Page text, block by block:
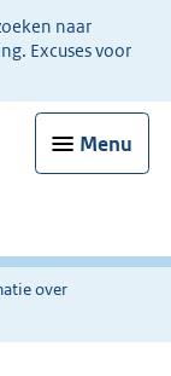
naar
Excuses voor
Menu
over